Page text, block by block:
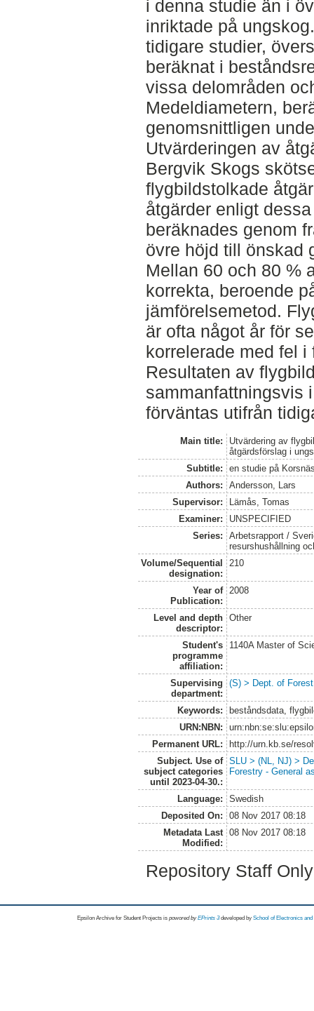
i denna studie än i
inriktade på
tidigare studier,
beräknat i
vissa delområden
Medeldiametern,
genomsnittligen
Utvärderingen av
Bergvik Skogs
flygbildstolkade
åtgärder enligt
beräknades genom
övre höjd till önskad
Mellan 60 och 80 %
korrekta, beroende
jämförelsemetod.
är ofta något år för
korrelerade med fel
Resultaten av
sammanfattningsvis
förväntas utifrån
Main title:
Utvärdering av
åtgärdsförslag i
Subtitle:
en studie på
Authors:
Andersson, Lars
Supervisor:
Lämås, Tomas
Examiner:
UNSPECIFIED
Series:
Arbetsrapport /
resurshushållning
Volume/Sequential
designation:
210
Year of
Publication:
2008
Level and depth
descriptor:
Other
Student's
programme
affiliation:
1140A Master of
Supervising
department:
(S) > Dept. of
Keywords:
beståndsdata,
URN:NBN:
Permanent URL:
http://urn.kb.se/
Subject. Use of
subject categories
until 2023-04-30.:
SLU > (NL, NJ) >
Forestry - General
Language:
Swedish
Deposited On:
08 Nov 2017 08:18
Metadata Last
Modified:
08 Nov 2017 08:18
Repository Staff
Epsilon Archive for Student Projects is powored byEPrints 3 developed by School of Electronics